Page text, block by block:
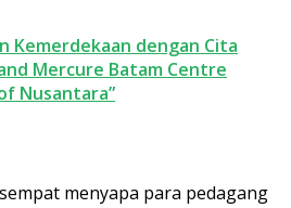
Kemerdekaan dengan Cita
Mercure Batam Centre
Nusantara”
menyapa para pedagang